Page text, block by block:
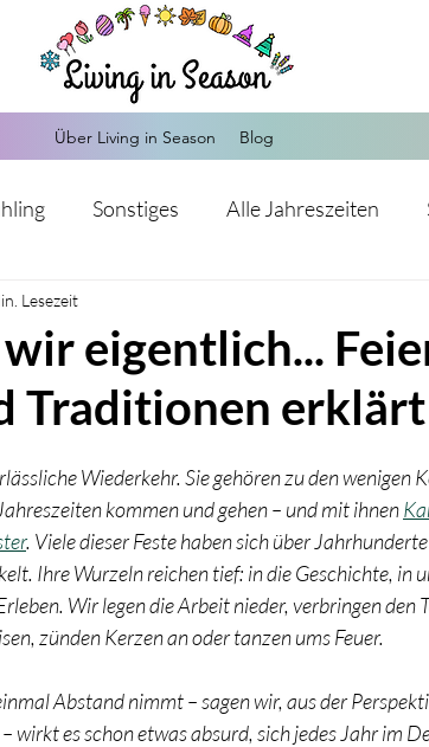
Über Living in Season Blog
Sonstiges Alle Jahreszeiten
Weihnachten
Hochzeit Sankt Martin
Hochzeit Einschulung Babyparty
eigentlich...
Traditionen erklärt
Lesezeit
Wiederkehr. Sie gehören zu den wenigen
kommen und gehen – und mit ihnen
. Viele dieser Feste haben sich über
Ihre Wurzeln reichen tief: in die Geschichte, in
Wir legen die Arbeit nieder, verbringen den
zünden Kerzen an oder tanzen ums Feuer.
Abstand nimmt – sagen wir, aus der
wirkt es schon etwas absurd, sich jedes Jahr im